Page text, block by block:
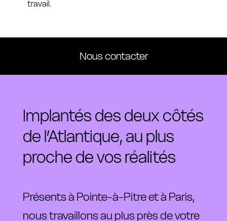
travail.
Nous contacter
Implantés des deux côtés
de l’Atlantique, au plus
proche de vos réalités
Présents à Pointe-à-Pitre et à Paris,
nous travaillons au plus près de votre